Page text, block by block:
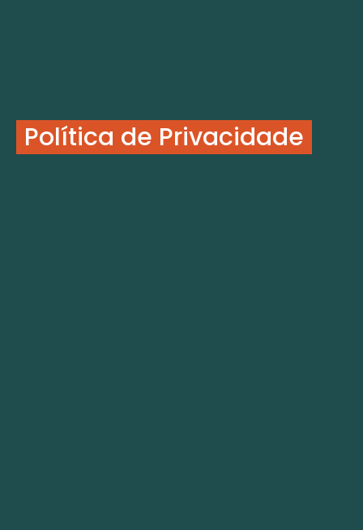
Política de Privacidade